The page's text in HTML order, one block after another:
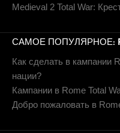
Medieval 2 Total War:
САМОЕ ПОПУЛЯРНОЕ:
Как сделать в кампании
нации?
Кампании в Rome Total
Добро пожаловать в